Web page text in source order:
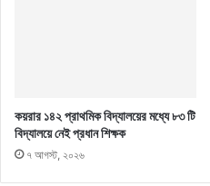
কয়রার ১৪২ প্রাথমিক বিদ্যালয়ের মধ্যে ৮৩ টি
বিদ্যালয়ে নেই প্রধান শিক্ষক
৭ আগস্ট, ২০২৬